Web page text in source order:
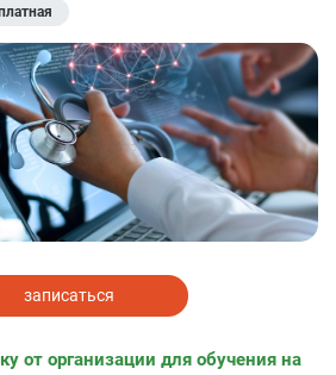
записаться
от организации для обучения на